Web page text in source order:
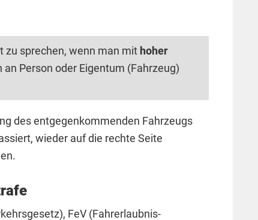
zu sprechen, wenn man mit hoher
Person oder Eigentum (Fahrzeug)
des entgegenkommenden Fahrzeugs
wieder auf die rechte Seite
FeV (Fahrerlaubnis-